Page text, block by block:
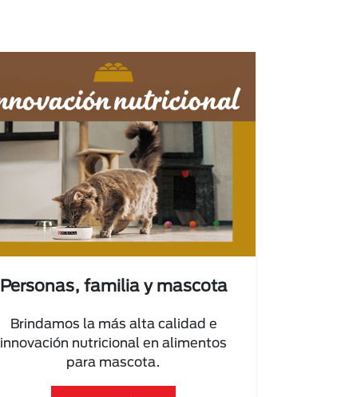
Personas, familia y mascota
Brindamos la más alta calidad e
innovación nutricional en alimentos
para mascota.